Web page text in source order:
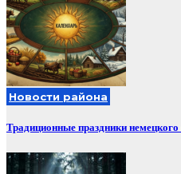
Новости района
Традиционные праздники немецкого